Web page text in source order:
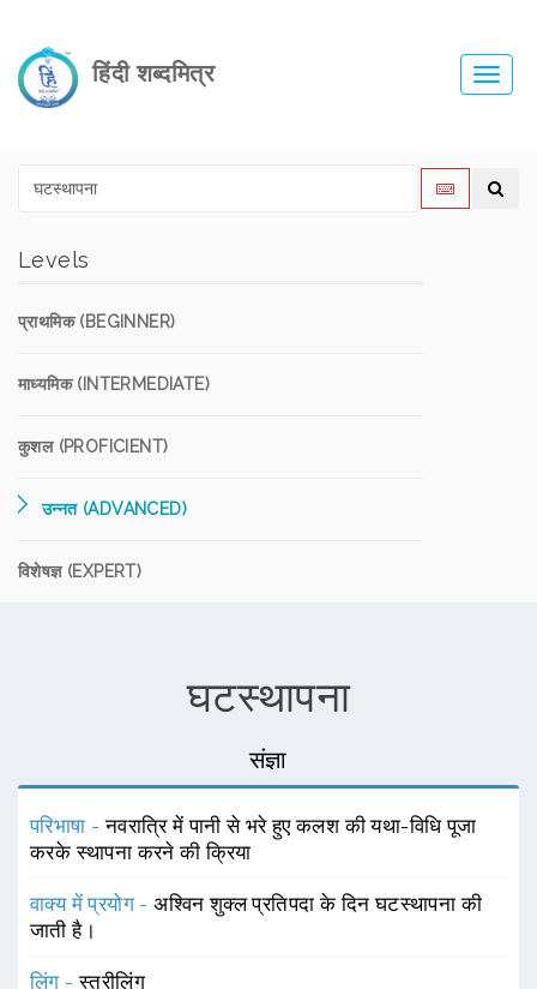
हिंदी शब्दमित्र
Levels
प्राथमिक (BEGINNER)
माध्यमिक (INTERMEDIATE)
कुशल (PROFICIENT)
उन्नत (ADVANCED)
विशेषज्ञ (EXPERT)
घटस्थापना
संज्ञा
परिभाषा -नवरात्रि में पानी से भरे हुए कलश की यथा-विधि पूजा
करके स्थापना करने की क्रिया
वाक्य में प्रयोग -अश्विन शुक्ल प्रतिपदा के दिन घटस्थापना की
जाती है।
लिंग -स्त्रीलिंग